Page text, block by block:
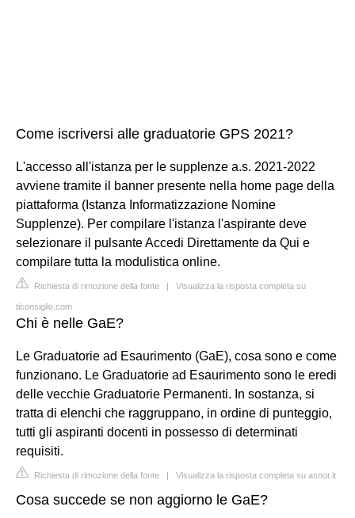
Come iscriversi alle graduatorie GPS 2021?
L'accesso all'istanza per le supplenze a.s. 2021-2022
avviene tramite il banner presente nella home page della
piattaforma (Istanza Informatizzazione Nomine
Supplenze). Per compilare l'istanza l'aspirante deve
selezionare il pulsante Accedi Direttamente da Qui e
compilare tutta la modulistica online.
Richiesta di rimozione della fonte | Visualizza la risposta completa su
ticonsiglio.com
Chi è nelle GaE?
Le Graduatorie ad Esaurimento (GaE), cosa sono e come
funzionano. Le Graduatorie ad Esaurimento sono le eredi
delle vecchie Graduatorie Permanenti. In sostanza, si
tratta di elenchi che raggruppano, in ordine di punteggio,
tutti gli aspiranti docenti in possesso di determinati
requisiti.
Richiesta di rimozione della fonte | Visualizza la risposta completa su asnor.it
Cosa succede se non aggiorno le GaE?